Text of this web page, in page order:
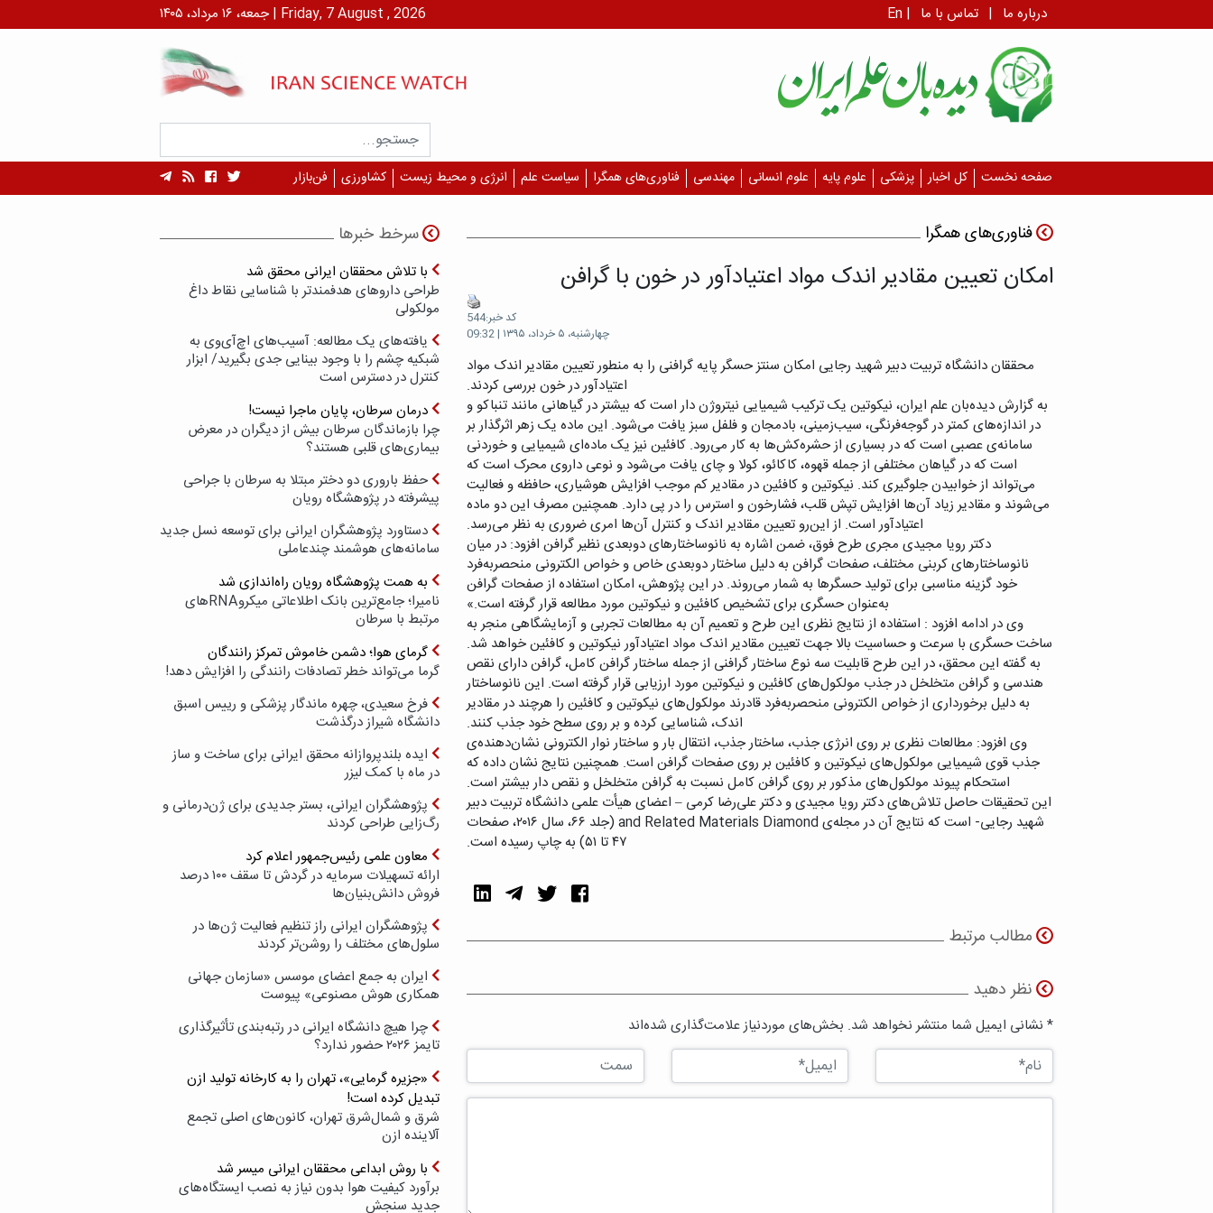
جمعه، ۱۶ مرداد، ۱۴۰۵ | Friday, 7 August , 2026 En | درباره ما | تماس با ما
صفحه نخست کل اخبار پزشکی علوم پایه علوم انسانی مهندسی فناوری‌های همگرا سیاست علم انرژی و محیط زیست کشاورزی فن‌بازار
فناوری‌های همگرا
امکان تعیین مقادیر اندک مواد اعتیادآور در خون با گرافن
کد خبر:544
چهارشنبه، ۵ خرداد، ۱۳۹۵ | 09:32
محققان دانشگاه تربیت دبیر شهید رجایی امکان سنتز حسگر پایه گرافنی را به منطور تعیین مقادیر اندک مواد
اعتیادآور در خون بررسی کردند.
به گزارش دیده‌بان علم ایران، نیکوتین یک ترکیب شیمیایی نیتروژن دار است که بیشتر در گیاهانی مانند تنباکو و
در اندازه‌های کمتر در گوجه‌فرنگی، سیب‌زمینی، بادمجان و فلفل سبز یافت می‌شود. این ماده‌ یک زهر اثرگذار بر
سامانه‌ی عصبی است که در بسیاری از حشره‌کش‌ها به کار می‌رود. کافئین نیز یک ماده‌ای شیمیایی و خوردنی
است که در گیاهان مختلفی از جمله قهوه، کاکائو، کولا و چای یافت می‌شود و نوعی داروی محرک است که
می‌تواند از خوابیدن جلوگیری کند. نیکوتین و کافئین در مقادیر کم موجب افزایش هوشیاری، حافظه و فعالیت
می‌شوند و مقادیر زیاد آن‌ها افزایش تپش قلب، فشارخون و استرس را در پی دارد. همچنین مصرف این دو ماده
اعتیادآور است. از این‌رو تعیین مقادیر اندک و کنترل آن‌ها امری ضروری به نظر می‌رسد.
دکتر رویا مجیدی مجری طرح فوق، ضمن اشاره به نانوساختارهای دوبعدی نظیر گرافن افزود: در میان
نانوساختارهای کربنی مختلف، صفحات گرافن به دلیل ساختار دوبعدی خاص و خواص الکترونی منحصربه‌فرد
خود گزینه‌ مناسبی برای تولید حسگرها به شمار می‌روند. در این پژوهش، امکان استفاده از صفحات گرافن
به‌عنوان حسگری برای تشخیص کافئین و نیکوتین مورد مطالعه قرار گرفته است.»
وی در ادامه افزود : استفاده از نتایج نظری این طرح و تعمیم آن به مطالعات تجربی و آزمایشگاهی منجر به
ساخت حسگری با سرعت و حساسیت بالا جهت تعیین مقادیر اندک مواد اعتیادآور نیکوتین و کافئین خواهد شد.
به گفته این محقق، در این طرح قابلیت سه نوع ساختار گرافنی از جمله ساختار گرافن کامل، گرافن دارای نقص
هندسی و گرافن متخلخل در جذب مولکول‌های کافئین و نیکوتین مورد ارزیابی قرار گرفته است. این نانوساختار
به دلیل برخورداری از خواص الکترونی منحصربه‌فرد قادرند مولکول‌های نیکوتین و کافئین را هرچند در مقادیر
اندک، شناسایی کرده و بر روی سطح خود جذب کنند.
وی افزود: مطالعات نظری بر روی انرژی جذب، ساختار جذب، انتقال بار و ساختار نوار الکترونی نشان‌دهنده‌ی
جذب قوی شیمیایی مولکول‌های نیکوتین و کافئین بر روی صفحات گرافن است. همچنین نتایج نشان داده که
استحکام پیوند مولکول‌های مذکور بر روی گرافن کامل نسبت به گرافن متخلخل و نقص دار بیشتر است.
این تحقیقات حاصل تلاش‌های دکتر رویا مجیدی و دکتر علی‌رضا کرمی – اعضای هیأت علمی دانشگاه تربیت دبیر
شهید رجایی- است که نتایج آن در مجله‌ی and Related Materials Diamond (جلد ۶۶، سال ۲۰۱۶، صفحات
۴۷ تا ۵۱) به چاپ رسیده است.
مطالب مرتبط
نظر دهید
* نشانی ایمیل شما منتشر نخواهد شد. بخش‌های موردنیاز علامت‌گذاری شده‌اند
سرخط خبرها
با تلاش محققان ایرانی محقق شد
طراحی داروهای هدفمندتر با شناسایی نقاط داغ
مولکولی
یافته‌های یک مطالعه: آسیب‌های اچ‌آی‌وی به
شبکیه چشم را با وجود بینایی جدی بگیرید/ ابزار
کنترل در دسترس است
درمان سرطان، پایان ماجرا نیست!
چرا بازماندگان سرطان بیش از دیگران در معرض
بیماری‌های قلبی هستند؟
حفظ باروری دو دختر مبتلا به سرطان با جراحی
پیشرفته در پژوهشگاه رویان
دستاورد پژوهشگران ایرانی برای توسعه نسل جدید
سامانه‌های هوشمند چندعاملی
به همت پژوهشگاه رویان راه‌اندازی شد
نامیرا؛ جامع‌ترین بانک اطلاعاتی میکروRNAهای
مرتبط با سرطان
گرمای هوا؛ دشمن خاموش تمرکز رانندگان
گرما می‌تواند خطر تصادفات رانندگی را افزایش دهد!
فرخ سعیدی، چهره ماندگار پزشکی و رییس اسبق
دانشگاه شیراز درگذشت
ایده بلندپروازانه محقق ایرانی برای ساخت و ساز
در ماه با کمک لیزر
پژوهشگران ایرانی، بستر جدیدی برای ژن‌درمانی و
رگ‌زایی طراحی کردند
معاون علمی رئیس‌جمهور اعلام کرد
ارائه تسهیلات سرمایه در گردش تا سقف ۱۰۰ درصد
فروش دانش‌بنیان‌ها
پژوهشگران ایرانی راز تنظیم فعالیت ژن‌ها در
سلول‌های مختلف را روشن‌تر کردند
ایران به جمع اعضای موسس «سازمان جهانی
همکاری هوش مصنوعی» پیوست
چرا هیچ دانشگاه ایرانی در رتبه‌بندی تأثیرگذاری
تایمز ۲۰۲۶ حضور ندارد؟
«جزیره گرمایی»، تهران را به کارخانه تولید ازن
تبدیل کرده است!
شرق و شمال‌شرق تهران، کانون‌های اصلی تجمع
آلاینده ازن
با روش ابداعی محققان ایرانی میسر شد
برآورد کیفیت هوا بدون نیاز به نصب ایستگاه‌های
جدید سنجش